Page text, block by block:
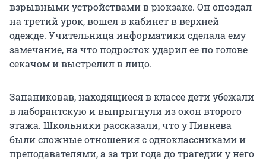
взрывными устройствами в рюкзаке. Он опоздал
на третий урок, вошел в кабинет в верхней
одежде. Учительница информатики сделала ему
замечание, на что подросток ударил ее по голове
секачом и выстрелил в лицо.
Запаниковав, находящиеся в классе дети убежали
в лаборантскую и выпрыгнули из окон второго
этажа. Школьники рассказали, что у Пивнева
были сложные отношения с одноклассниками и
преподавателями, а за три года до трагедии у него